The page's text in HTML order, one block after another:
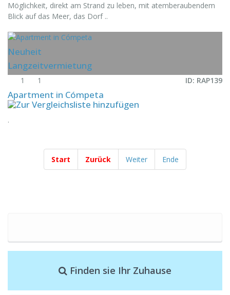
Möglichkeit, direkt am Strand zu leben, mit atemberaubendem
Blick auf das Meer, das Dorf ..
Neuheit
Langzeitvermietung
1 1 ID: RAP139
Apartment in Cómpeta
.
Start Zurück Weiter Ende
Finden sie Ihr Zuhause